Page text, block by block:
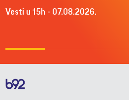
Vesti u 15h - 07.08.2026.